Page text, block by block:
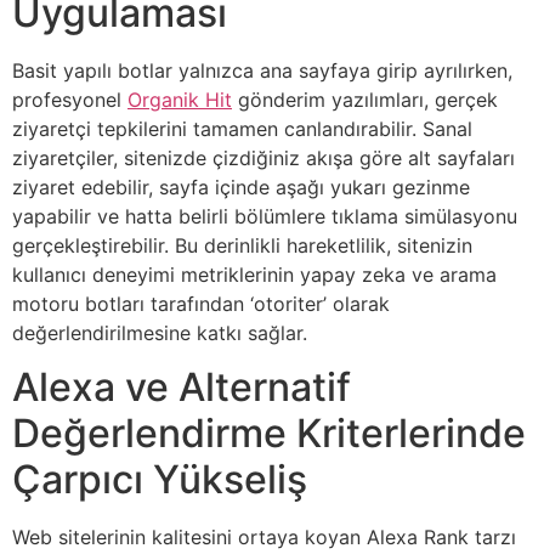
Uygulaması
Basit yapılı botlar yalnızca ana sayfaya girip ayrılırken,
profesyonel Organik Hit gönderim yazılımları, gerçek
ziyaretçi tepkilerini tamamen canlandırabilir. Sanal
ziyaretçiler, sitenizde çizdiğiniz akışa göre alt sayfaları
ziyaret edebilir, sayfa içinde aşağı yukarı gezinme
yapabilir ve hatta belirli bölümlere tıklama simülasyonu
gerçekleştirebilir. Bu derinlikli hareketlilik, sitenizin
kullanıcı deneyimi metriklerinin yapay zeka ve arama
motoru botları tarafından ‘otoriter’ olarak
değerlendirilmesine katkı sağlar.
Alexa ve Alternatif
Değerlendirme Kriterlerinde
Çarpıcı Yükseliş
Web sitelerinin kalitesini ortaya koyan Alexa Rank tarzı